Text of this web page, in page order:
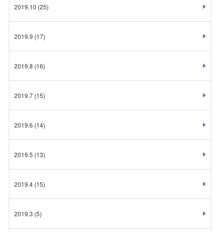
2019.10 (25)
2019.9 (17)
2019.8 (16)
2019.7(15)
2019.6 (14)
2019.5 (13)
2019.4(15)
2019.3 (5)